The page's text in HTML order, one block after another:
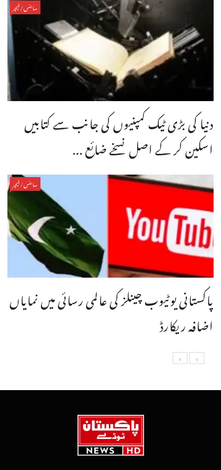
سائنس/فیچر
دنیا کی بڑی ٹیک کمپنیوں کی جانب سے کتابیں
اسکین کر کے اصل نسخے ضائع ...
سائنس/فیچر
پاکستانی یوٹیوب چینلز کی عالمی رسائی میں نمایاں
اضافہ ریکارڈ